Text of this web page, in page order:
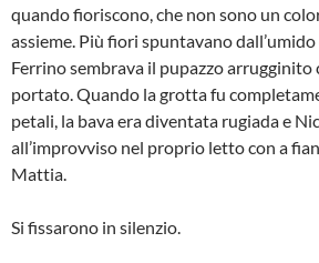
quando fioriscono, che non sono un
assieme. Più fiori spuntavano
Ferrino sembrava il pupazzo arrugginito
portato. Quando la grotta fu
petali, la bava era diventata rugiada e
all’improvviso nel proprio letto con a
Mattia.
Si fissarono in silenzio.